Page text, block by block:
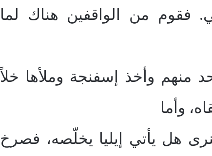
فقوم من الواقفين هناك لما
منهم وأخذ إسفنجة وملأها خلاً
وأما
هل يأتي إيليا يخلّصه، فصرخ